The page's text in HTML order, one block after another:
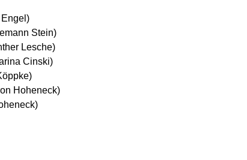
Stein)
Lesche)
Cinski)
Hoheneck)